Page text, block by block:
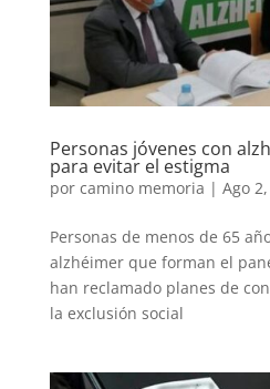
Personas jóvenes con
para evitar el estigma
por camino memoria | Ago
Personas de menos de 65
alzhéimer que forman el
han reclamado planes de
la exclusión social